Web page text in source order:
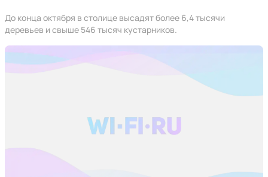
До конца октября в столице высадят более 6,4 тысячи
деревьев и свыше 546 тысяч кустарников.